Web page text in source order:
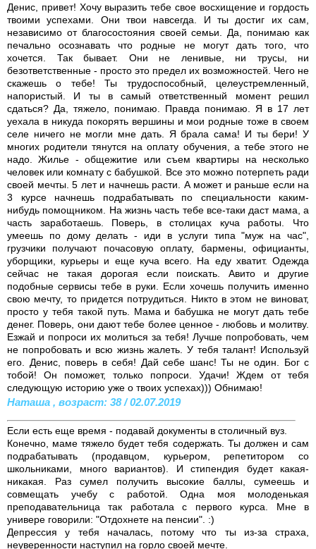
Денис, привет! Хочу выразить тебе свое восхищение и гордость
твоими успехами. Они твои навсегда. И ты достиг их сам,
независимо от благосостояния своей семьи. Да, понимаю как
печально осознавать что родные не могут дать того, что
хочется. Так бывает. Они не ленивые, ни трусы, ни
безответственные - просто это предел их возможностей. Чего не
скажешь о тебе! Ты трудоспособный, целеустремленный,
напористый. И ты в самый ответственный момент решил
сдаться? Да, тяжело, понимаю. Правда понимаю. Я в 17 лет
уехала в никуда покорять вершины и мои родные тоже в своем
селе ничего не могли мне дать. Я брала сама! И ты бери! У
многих родители тянутся на оплату обучения, а тебе этого не
надо. Жилье - общежитие или съем квартиры на несколько
человек или комнату с бабушкой. Все это можно потерпеть ради
своей мечты. 5 лет и начнешь расти. А может и раньше если на
3 курсе начнешь подрабатывать по специальности каким-
нибудь помощником. На жизнь часть тебе все-таки даст мама, а
часть заработаешь. Поверь, в столицах куча работы. Что
умеешь по дому делать - иди в услуги типа "муж на час",
грузчики получают почасовую оплату, бармены, официанты,
уборщики, курьеры и еще куча всего. На еду хватит. Одежда
сейчас не такая дорогая если поискать. Авито и другие
подобные сервисы тебе в руки. Если хочешь получить именно
свою мечту, то придется потрудиться. Никто в этом не виноват,
просто у тебя такой путь. Мама и бабушка не могут дать тебе
денег. Поверь, они дают тебе более ценное - любовь и молитву.
Езжай и попроси их молиться за тебя! Лучше попробовать, чем
не попробовать и всю жизнь жалеть. У тебя талант! Используй
его. Денис, поверь в себя! Дай себе шанс! Ты не один. Бог с
тобой! Он поможет, только попроси. Удачи! Ждем от тебя
следующую историю уже о твоих успехах))) Обнимаю!
Наташа , возраст: 38 / 02.07.2019
Если есть еще время - подавай документы в столичный вуз.
Конечно, маме тяжело будет тебя содержать. Ты должен и сам
подрабатывать (продавцом, курьером, репетитором со
школьниками, много вариантов). И стипендия будет какая-
никакая. Раз сумел получить высокие баллы, сумеешь и
совмещать учебу с работой. Одна моя молоденькая
преподавательница так работала с первого курса. Мне в
универе говорили: "Отдохнете на пенсии". :)
Депрессия у тебя началась, потому что ты из-за страха,
неуверенности наступил на горло своей мечте.